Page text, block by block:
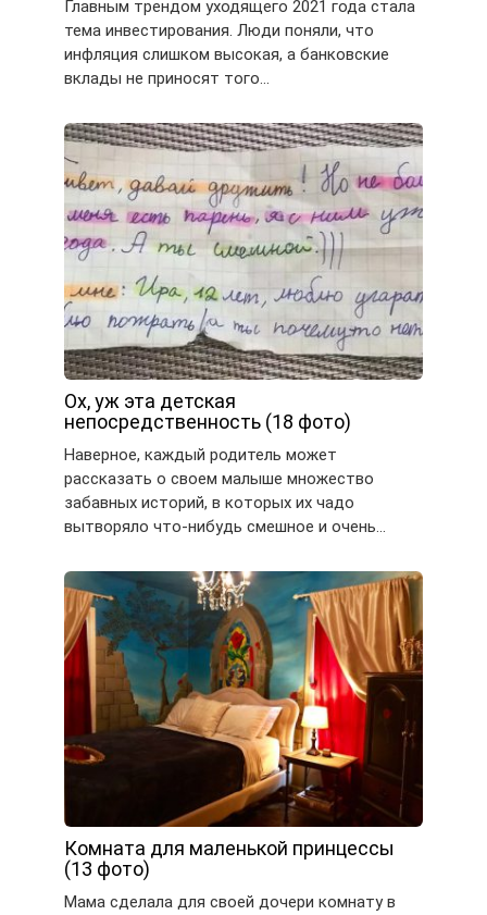
Главным трендом уходящего 2021 года стала
тема инвестирования. Люди поняли, что
инфляция слишком высокая, а банковские
вклады не приносят того…
Ох, уж эта детская
непосредственность (18 фото)
Наверное, каждый родитель может
рассказать о своем малыше множество
забавных историй, в которых их чадо
вытворяло что-нибудь смешное и очень…
Комната для маленькой принцессы
(13 фото)
Мама сделала для своей дочери комнату в